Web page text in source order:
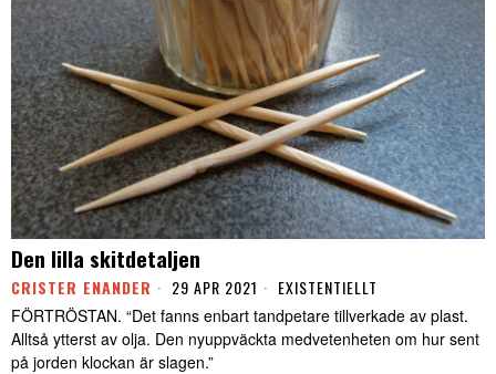
Den lilla skitdetaljen
CRISTER ENANDER 29 APR 2021 EXISTENTIELLT
FÖRTRÖSTAN. “Det fanns enbart tandpetare tillverkade av plast.
Alltså ytterst av olja. Den nyuppväckta medvetenheten om hur sent
på jorden klockan är slagen.”